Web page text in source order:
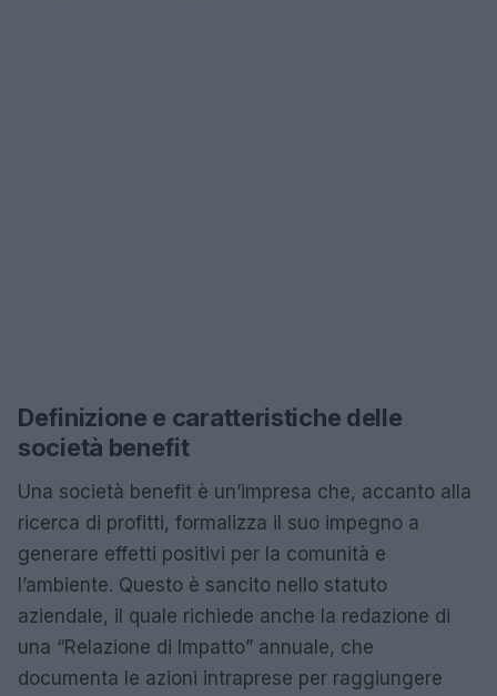
Definizione e caratteristiche delle
società benefit
Una società benefit è un’impresa che, accanto alla
ricerca di profitti, formalizza il suo impegno a
generare effetti positivi per la comunità e
l’ambiente. Questo è sancito nello statuto
aziendale, il quale richiede anche la redazione di
una “Relazione di Impatto” annuale, che
documenta le azioni intraprese per raggiungere